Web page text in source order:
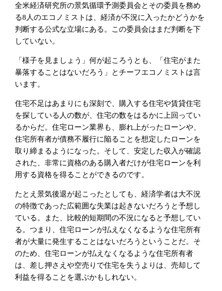
全米経済研究所の景気循環予測委員会とその委員を務め
る8人のエコノミストは、経済が不況に入ったかどうかを
判断する公式な立場にある。この委員会はまだ判断を下
していない。
「様子を見ましょう」何が起ころうとも、「住宅がまた
暴落することはないだろう」とチーフエコノミストは言
います。
住宅不足はあまりにも深刻で、購入する住宅や賃貸住宅
を探している人の数が、住宅の数をはるかに上回ってい
るからだ。住宅ローン業界も、膨れ上がったローンや、
住宅所有者が債務不履行に陥ることを想定したローンを
取り締まるようになった。そして、安定した収入が確認
された、非常に資格のある購入者だけが住宅ローンを利
用する資格を得ることができるのです。
たとえ景気後退が起こったとしても、経済学者は大不況
の特徴であった広範囲な失業は起きないだろうと予想し
ている。また、比較的短期間の不況になると予想してい
る。つまり、住宅ローンが払えなくなるような住宅所有
者が大量に発生することはないだろうということだ。そ
のため、住宅ローンが払えなくなるような住宅所有者
は、差し押さえや空売りで住宅を失うよりは、売却して
利益を得ることを選ぶかもしれない。